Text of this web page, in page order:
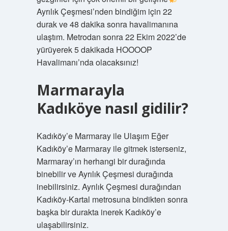
Ayrılık Çeşmesi’nden bindiğim için 22
durak ve 48 dakika sonra havalimanına
ulaştım. Metrodan sonra 22 Ekim 2022’de
yürüyerek 5 dakikada HOOOOP
Havalimanı’nda olacaksınız!
Marmarayla
Kadıköye nasıl gidilir?
Kadıköy’e Marmaray ile Ulaşım Eğer
Kadıköy’e Marmaray ile gitmek isterseniz,
Marmaray’ın herhangi bir durağında
binebilir ve Ayrılık Çeşmesi durağında
inebilirsiniz. Ayrılık Çeşmesi durağından
Kadıköy-Kartal metrosuna bindikten sonra
başka bir durakta inerek Kadıköy’e
ulaşabilirsiniz.